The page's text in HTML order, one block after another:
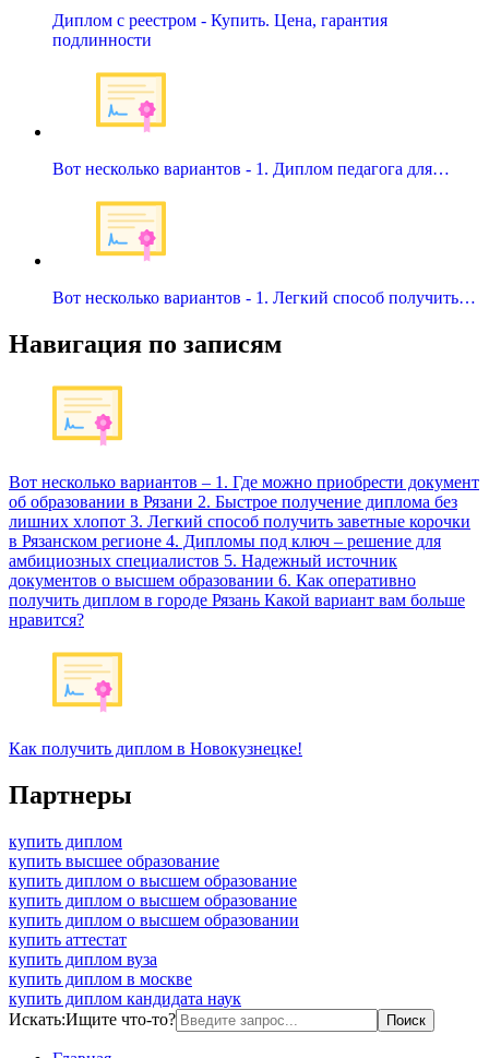
Диплом с реестром - Купить. Цена, гарантия
подлинности
Вот несколько вариантов - 1. Диплом педагога для…
Вот несколько вариантов - 1. Легкий способ получить…
Навигация по записям
Вот несколько вариантов – 1. Где можно приобрести документ
об образовании в Рязани 2. Быстрое получение диплома без
лишних хлопот 3. Легкий способ получить заветные корочки
в Рязанском регионе 4. Дипломы под ключ – решение для
амбициозных специалистов 5. Надежный источник
документов о высшем образовании 6. Как оперативно
получить диплом в городе Рязань Какой вариант вам больше
нравится?
Как получить диплом в Новокузнецке!
Партнеры
купить диплом
купить высшее образование
купить диплом о высшем образование
купить диплом о высшем образование
купить диплом о высшем образовании
купить аттестат
купить диплом вуза
купить диплом в москве
купить диплом кандидата наук
Искать:Ищите что-то?